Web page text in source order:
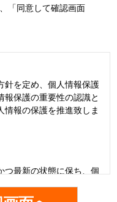
「同意して確認画面
針を定め、個人情報保護
報保護の重要性の認識と
情報の保護を推進致しま
つ最新の状態に保ち、個
維持・管理体制の整備・